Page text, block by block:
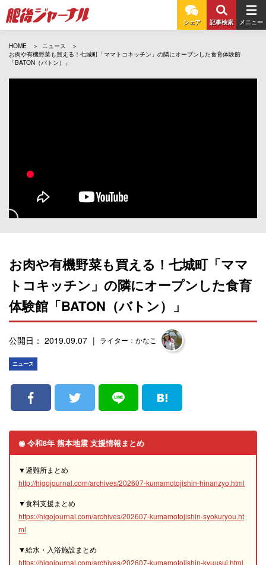
シェア 記事検索 メニュー
HOME
ニュース
お肉や有機野菜も買える！七城町「ママトコキッチン」の隣にオープンした食育体験館
「BATON（バトン）」
お肉や有機野菜も買える！七城町「ママ
トコキッチン」の隣にオープンした食育
体験館「BATON（バトン）」
公開日： 2019.09.07 ライター：かなこ
ニュース
◉ 令和8年 熊本地震 支援情報まとめ
▼避難所まとめ
http://higojournal.com/archives/202607-kumamotojishin-hinanzyo.html
▼食料支援まとめ
https://higojournal.com/archives/202607-kumamotojishin-syokuryou.ht
ml
▼給水・入浴施設まとめ
https://higojournal.com/archives/202607-kumamotojishin-kyuusui.html